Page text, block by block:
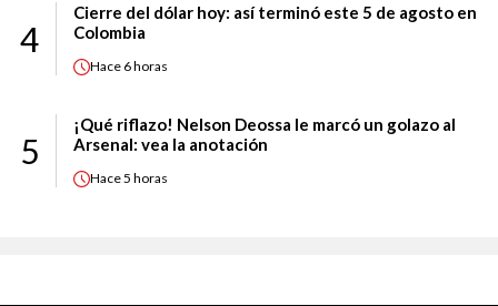
4
Cierre del dólar hoy: así terminó este 5 de agosto en
Colombia
Hace 6 horas
5
¡Qué riflazo! Nelson Deossa le marcó un golazo al
Arsenal: vea la anotación
Hace5 horas